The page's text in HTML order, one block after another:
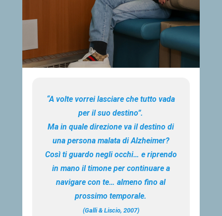
“A volte vorrei lasciare che tutto vada
per il suo destino”.
Ma in quale direzione va il destino di
una persona malata di Alzheimer?
Così ti guardo negli occhi… e riprendo
in mano il timone per continuare a
navigare con te… almeno fino al
prossimo temporale.
(Galli & Liscio, 2007)